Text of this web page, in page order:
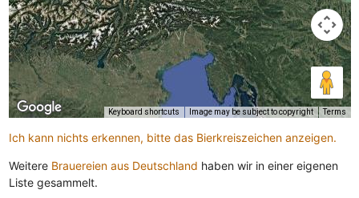
Keyboard shortcuts Image may be subject to copyright Terms
Ich kann nichts erkennen, bitte das Bierkreiszeichen anzeigen.
Weitere Brauereien aus Deutschland haben wir in einer eigenen
Liste gesammelt.